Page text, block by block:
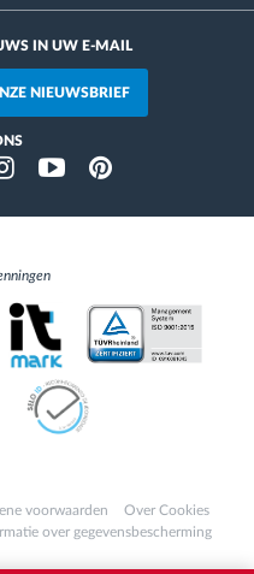
IN UW E-MAIL
NIEUWSBRIEF
YoutubePinterest
voorwaarden
Over Cookies
over gegevensbescherming